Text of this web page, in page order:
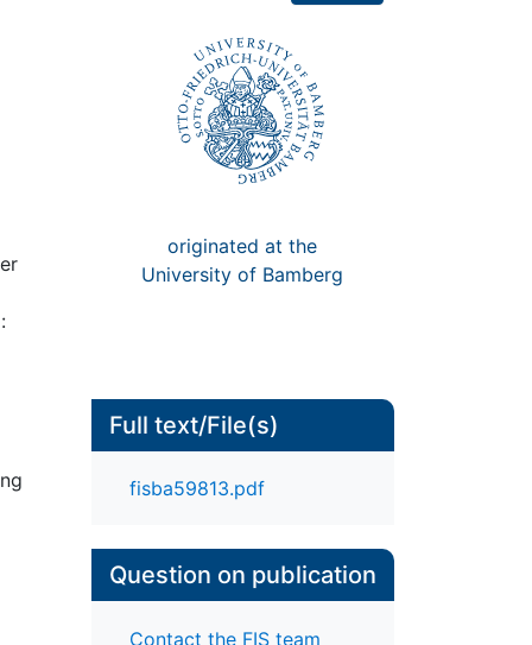
originated at the
University of Bamberg
Full text/File(s)
fisba59813.pdf
Question on publication
Contact the FIS team